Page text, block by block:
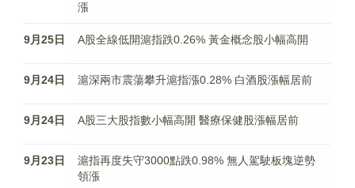
漲
9月25日 A股全線低開滬指跌0.26% 黃金概念股小幅高開
9月24日 滬深兩市震蕩攀升滬指漲0.28% 白酒股漲幅居前
9月24日 A股三大股指數小幅高開 醫療保健股漲幅居前
9月23日
滬指再度失守3000點跌0.98% 無人駕駛板塊逆勢
領漲